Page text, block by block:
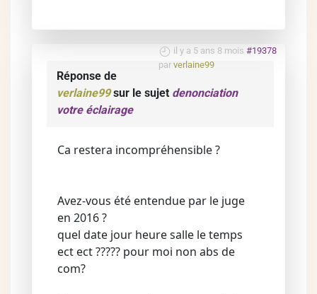
il y a 5 ans 8 mois #19378
par verlaine99
Réponse de
verlaine99sur le sujet denonciation
votre éclairage
Ca restera incompréhensible ?
Avez-vous été entendue par le juge
en 2016 ?
quel date jour heure salle le temps
ect ect ????? pour moi non abs de
com?